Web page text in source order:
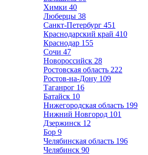
Химки 40
Люберцы 38
Санкт-Петербург 451
Краснодарский край 410
Краснодар 155
Сочи 47
Новороссийск 28
Ростовская область 222
Ростов-на-Дону 109
Таганрог 16
Батайск 10
Нижегородская область 199
Нижний Новгород 101
Дзержинск 12
Бор 9
Челябинская область 196
Челябинск 90